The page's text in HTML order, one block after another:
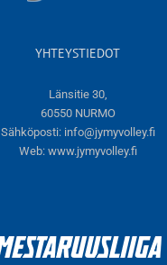
YHTEYSTIEDOT
Länsitie 30,
60550 NURMO
Sähköposti: info@jymyvolley.fi
Web: www.jymyvolley.fi